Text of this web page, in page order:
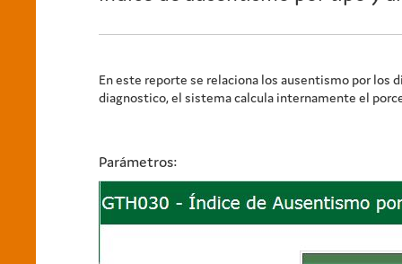
En este reporte se relaciona los ausentismo por los
diagnostico, el sistema calcula internamente el
Parámetros: